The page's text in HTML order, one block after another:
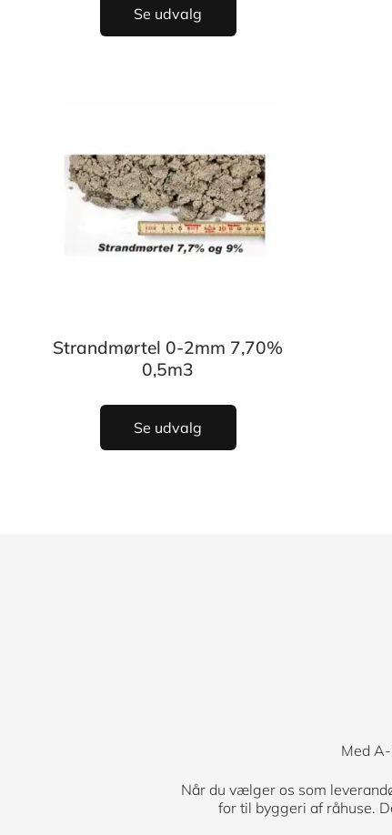
Se udvalg
Strandmørtel 0-2mm 7,70%
0,5m3
Se udvalg
Med
Når du vælger os som
for til byggeri af råhuse.